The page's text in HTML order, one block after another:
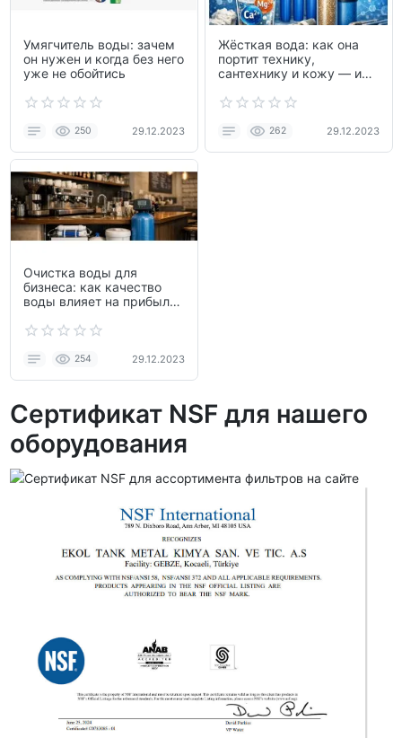
Умягчитель воды: зачем
он нужен и когда без него
уже не обойтись
250 29.12.2023
Жёсткая вода: как она
портит технику,
сантехнику и кожу — и
262 29.12.2023
Очистка воды для
бизнеса: как качество
воды влияет на прибыль
254 29.12.2023
Сертификат NSF для нашего
оборудования